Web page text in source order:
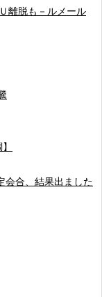
離脱も－ルメール
会合、結果出ました